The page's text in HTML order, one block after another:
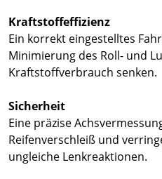
Kraftstoffeffizienz
Ein korrekt eingestelltes
Minimierung des Roll- und
Kraftstoffverbrauch senken.
Sicherheit
Eine präzise
Reifenverschleiß und
ungleiche Lenkreaktionen.